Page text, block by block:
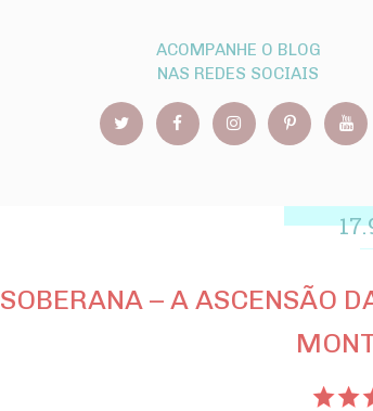
ACOMPANHE O BLOG
NAS REDES SOCIAIS
SOBERANA – A ASCENSÃO